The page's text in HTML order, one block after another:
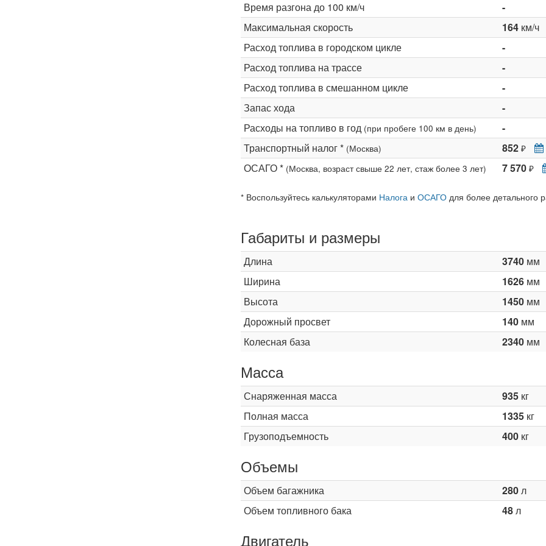
Время разгона до 100 км/ч
-
Максимальная скорость
164км/ч
Расход топлива в городском цикле
-
Расход топлива на трассе
-
Расход топлива в смешанном цикле
-
Запас хода
-
Расходы на топливо в год (при пробеге 100 км в день)
-
Транспортный налог * (Москва) 852 ₽
ОСАГО * (Москва, возраст свыше 22 лет, стаж более 3 лет) 7 570 ₽
* Воспользуйтесь калькуляторами Налогаи ОСАГОдля более детального
Габариты и размеры
Длина 3740мм
Ширина
1626мм
Высота
1450мм
Дорожный просвет
140мм
Колесная база
2340мм
Масса
Снаряженная масса 935кг
Полная масса
1335кг
Грузоподъемность
400кг
Объемы
Объем багажника 280л
Объем топливного бака
48л
Двигатель